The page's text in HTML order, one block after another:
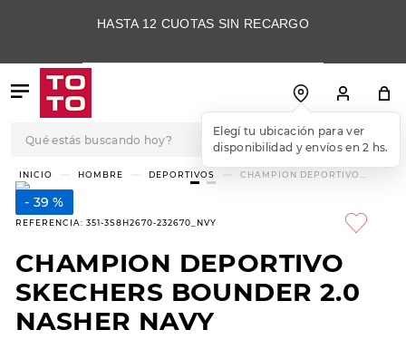
HASTA 12 CUOTAS SIN RECARGO
Elegí tu ubicación para ver
disponibilidad y envíos en 2 hs.
HOMBRE DEPORTIVOS
CHAMPION DEPORTIVO
39 %
REFERENCIA: 351-3S8H2670-232670_NVY
CHAMPION DEPORTIVO
SKECHERS BOUNDER 2.0
NASHER NAVY
TÉRMINOS MÁS
BUSCADOS
1
3.
skechers slip-ins
4